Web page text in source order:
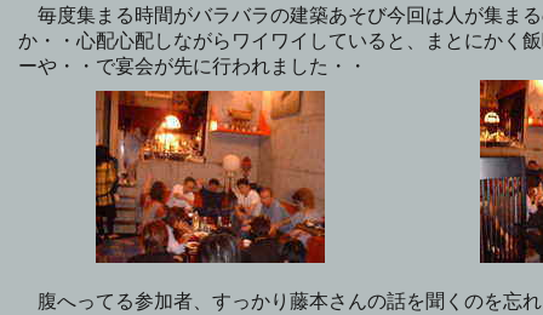
毎度集まる時間がバラバラの建築あそび今回は人が集ま
か・・心配心配しながらワイワイしていると、まとにかく
ーや・・で宴会が先に行われました・・
腹へってる参加者、すっかり藤本さんの話を聞くのを忘